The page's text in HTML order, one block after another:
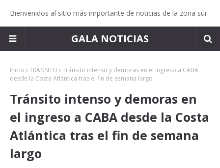
Bienvenidos al sitio más importante de noticias de la zona sur
GALA NOTICIAS
Inicio TRANSITO
Tránsito intenso y demoras en el ingreso a CABA
desde la Costa Atlántica tras el fin de semana largo
Tránsito intenso y demoras en
el ingreso a CABA desde la Costa
Atlántica tras el fin de semana
largo